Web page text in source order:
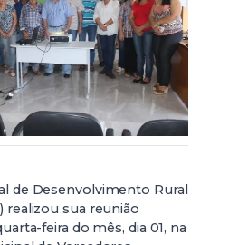
de Desenvolvimento Rural
realizou sua reunião
feira do mês, dia 01, na